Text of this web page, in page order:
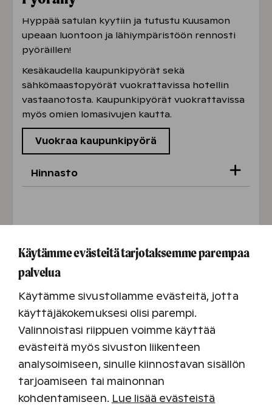
Hyppää satulan kyytiin ja tutustu Kuusamon
upeaan luontoon ja lähiympäristöön rennosti
pyöräillen!
Kesäkaudella kaupunkipyörät sekä
sähkömaastopyörät vuokrattavissa hotellin
vastaanotosta. Kaupunkipyörät vuokrattavissa
myös omien lomasivujen kautta.
Vuokraa kaupunkipyörä
Hinnasto
Kaksi pyörää100 €/3h,130 €/päivä
Kaupunkipyörät
5 €/h, 20 €/päivä
Käytämme evästeitä tarjotaksemme parempaa
palvelua
Käytämme sivustollamme evästeitä, jotta
käyttäjäkokemuksesi olisi parempi.
Valinnoistasi riippuen voimme käyttää
evästeitä myös sivuston liikenteen
analysoimiseen, sinulle kiinnostavan sisällön
tarjoamiseen tai mainonnan
kohdentamiseen. Lue lisää evästeistä